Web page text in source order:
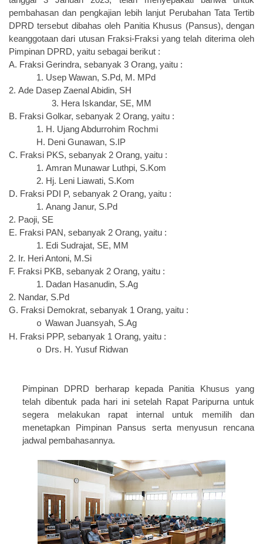
pembahasan dan pengkajian lebih lanjut Perubahan Tata Tertib
DPRD tersebut dibahas oleh Panitia Khusus (Pansus), dengan
keanggotaan dari utusan Fraksi-Fraksi yang telah diterima oleh
Pimpinan DPRD, yaitu sebagai berikut :
A. Fraksi Gerindra, sebanyak 3 Orang, yaitu :
1. Usep Wawan, S.Pd, M . MPd
2. Ade Dasep Zaenal Abidin, SH
3. Hera Iskandar, SE, MM
B. Fraksi Golkar, sebanyak 2 Orang, yaitu :
1. H. Ujang Abdurrohim Rochmi
H. Deni Gunawan, S.IP
C. Fraksi PKS, sebanyak 2 Orang, yaitu :
1.Amran Munawar Luthpi, S.Kom
2. Hj. Leni Liawati, S.Kom
D. Fraksi PDI P, sebanyak 2 Orang, yaitu :
1.Anang Janur, S.Pd
2. Paoji, SE
E. Fraksi PAN, sebanyak 2 Orang, yaitu :
1. Edi Sudrajat, SE, MM
2.
Ir. Heri Antoni, M.Si
F. Fraksi PKB, sebanyak 2 Orang, yaitu :
1. Dadan Hasanudin, S.Ag
2. Nandar, S.Pd
G. Fraksi Demokrat, sebanyak 1 Orang, yaitu :
o Wawan Juansyah, S.Ag
H. Fraksi PPP, sebanyak 1 Orang, yaitu :
o Drs. H. Yusuf Ridwan
Pimpinan DPRD berharap kepada Panitia Khusus yang
telah dibentuk pada hari ini setelah Rapat Paripurna untuk
segera melakukan rapat internal untuk memilih dan
menetapkan Pimpinan Pansus serta menyusun rencana
jadwal pembahasannya.